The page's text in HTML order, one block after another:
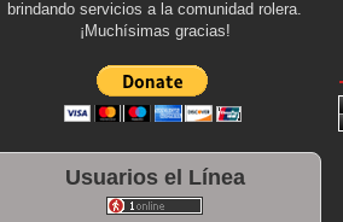
brindando servicios a la comunidad rolera.
¡Muchísimas gracias!
Usuarios el Línea